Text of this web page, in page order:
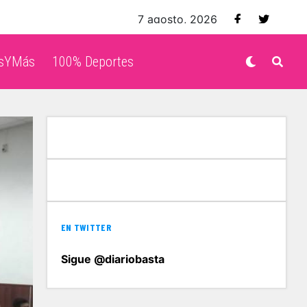
7 agosto, 2026
100% Deportes
EN TWITTER
Sigue @diariobasta